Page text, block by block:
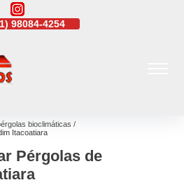
98084-4254
bioclimáticas
Itacoatiara
Pérgolas de